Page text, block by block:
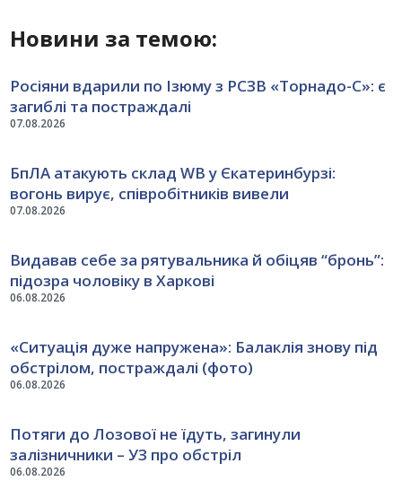
Новини за темою:
07.08.2026
Росіяни вдарили по Ізюму з РСЗВ «Торнадо-С»: є
загиблі та постраждалі
07.08.2026
БпЛА атакують склад WB у Єкатеринбурзі:
вогонь вирує, співробітників вивели
06.08.2026
Видавав себе за рятувальника й обіцяв “бронь”:
підозра чоловіку в Харкові
06.08.2026
«Ситуація дуже напружена»: Балаклія знову під
обстрілом, постраждалі (фото)
06.08.2026
Потяги до Лозової не їдуть, загинули
залізничники – УЗ про обстріл